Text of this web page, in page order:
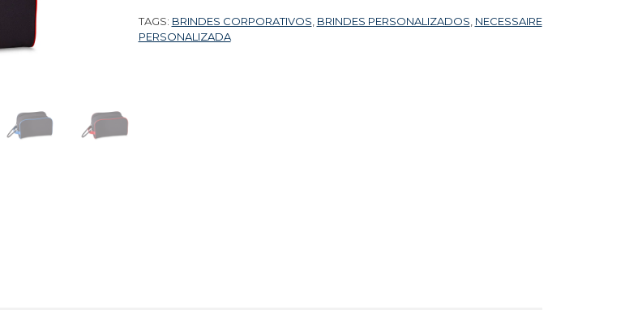
TAGS: BRINDES CORPORATIVOS BRINDES PERSONALIZADOS NECESSAIRE
PERSONALIZADA